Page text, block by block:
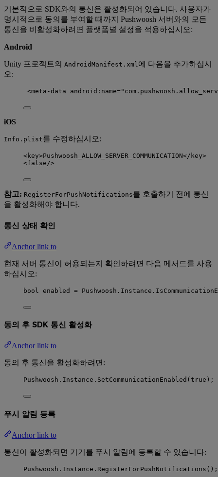
기본적으로 SDK와의 통신은 활성화되어 있습니다. 사용자가
명시적으로 동의를 부여할 때까지 Pushwoosh 서버와의 모든
통신을 비활성화하려면 플랫폼별 설정을 적용하십시오:
Android
Unity 프로젝트의 AndroidManifest.xml에 다음을 추가하십시
오:
<meta-data android:name="
iOS
Info.plist를 수정하십시오:
<key>Pushwoosh_ALLOW_SERVER_COMMUNICATION</ key>
<false/>
참고: RegisterForPushNotifications를 호출하기 전에 통신
을 활성화해야 합니다.
통신 상태 확인
Anchor link to
현재 서버 통신이 허용되는지 확인하려면 다음 메서드를 사용
하십시오:
bool enabled = Pushwoosh . Instance .
동의 후 SDK 통신 활성화
Anchor link to
동의 후 통신을 활성화하려면:
Pushwoosh . Instance . SetCommunicationEnabled ( true );
푸시 알림 등록
Anchor link to
통신이 활성화되면 기기를 푸시 알림에 등록할 수 있습니다:
Pushwoosh . Instance . RegisterForPushNotifications ();